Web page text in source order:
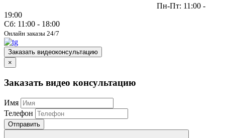
Пн-Пт: 11:00 -
19:00
Сб: 11:00 - 18:00
Онлайн заказы 24/7
Заказать видеоконсультацию
×
Заказать видео консультацию
Имя
Телефон
Отправить